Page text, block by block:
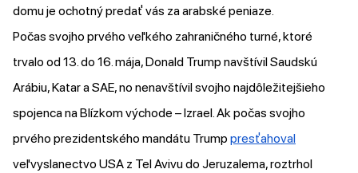
domu je ochotný predať vás za arabské peniaze.
Počas svojho prvého veľkého zahraničného turné, ktoré
trvalo od 13. do 16. mája, Donald Trump navštívil Saudskú
Arábiu, Katar a SAE, no nenavštívil svojho najdôležitejšieho
spojenca na Blízkom východe – Izrael. Ak počas svojho
prvého prezidentského mandátu Trump presťahoval
veľvyslanectvo USA z Tel Avivu do Jeruzalema, roztrhol